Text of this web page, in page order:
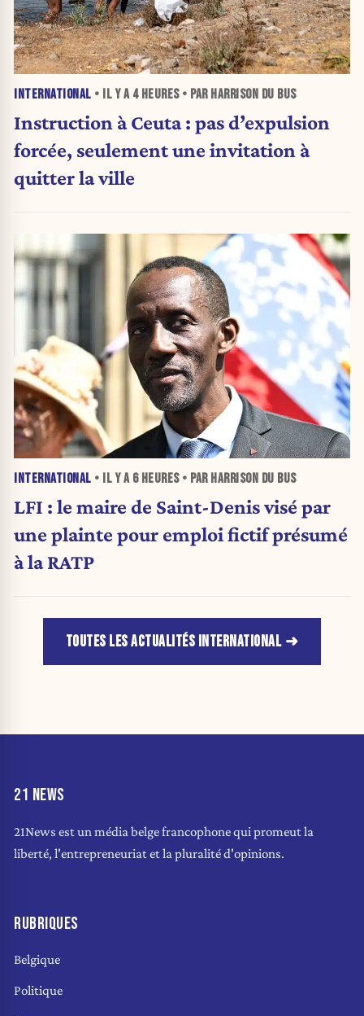
INTERNATIONAL • IL Y A 4 HEURES• PAR HARRISON DU BUS
Instruction à Ceuta : pas d’expulsion
forcée, seulement une invitation à
quitter la ville
INTERNATIONAL • IL Y A 6 HEURES• PAR HARRISON DU BUS
LFI : le maire de Saint-Denis visé par
une plainte pour emploi fictif présumé
à la RATP
TOUTES LES ACTUALITÉS INTERNATIONAL
21 NEWS
21News est un média belge francophone qui promeut la
liberté, l'entrepreneuriat et la pluralité d'opinions.
RUBRIQUES
Belgique
Politique